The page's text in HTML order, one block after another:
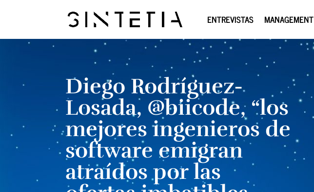
ENTREVISTAS MANAGEMENT
Diego Rodríguez-
Losada, @biicode, “los
mejores ingenieros de
software emigran
atraídos por las